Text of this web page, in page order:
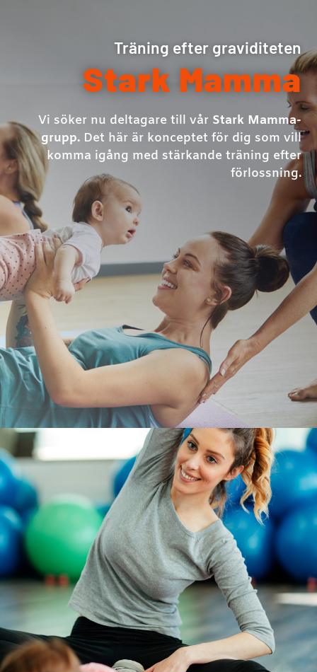
Träning efter graviditeten
Stark Mamma
Vi söker nu deltagare till vår Stark Mamma-
grupp. Det här är konceptet för dig som vill
komma igång med stärkande träning efter
förlossning.